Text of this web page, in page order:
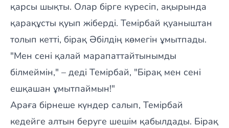
қарсы шықты. Олар бірге күресіп, ақырында
қарақұсты қуып жіберді. Темірбай қуаныштан
толып кетті, бірақ Әбілдің көмегін ұмытпады.
"Мен сені қалай марапаттайтынымды
білмеймін," – деді Темірбай, "Бірақ мен сені
ешқашан ұмытпаймын!"
Араға бірнеше күндер салып, Темірбай
кедейге алтын беруге шешім қабылдады. Бірақ